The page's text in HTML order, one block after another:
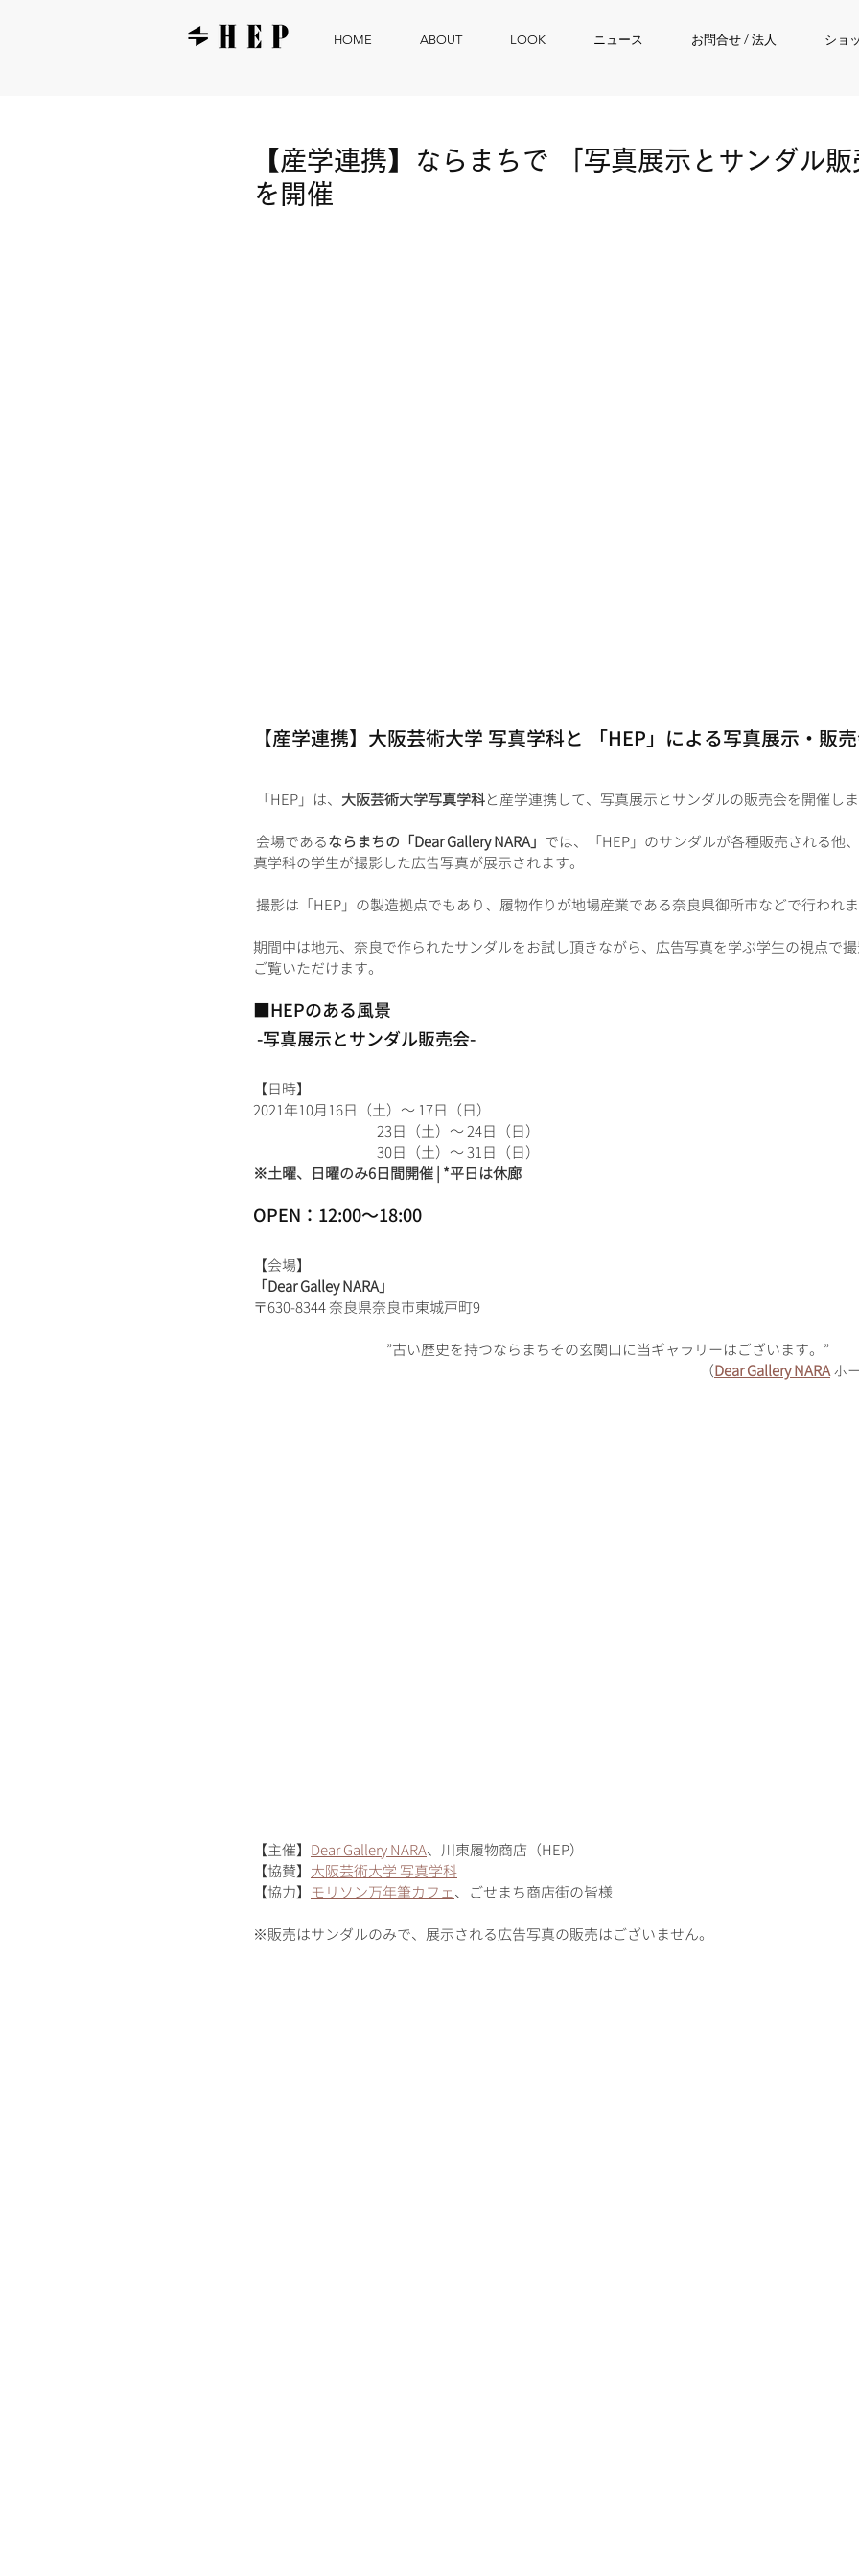
HOME ABOUT LOOK ニュース お問合せ / 法人 ショ
【産学連携】ならまちで 「写真展示とサンダル販
を開催
【産学連携】大阪芸術大学 写真学科と 「HEP」による写真展示・販
「HEP」は、 大阪芸術大学写真学科と産学連携して、写真展示とサンダルの販売会を開催しま
会場であるならまちの「Dear Gallery NARA」 では、「HEP」のサンダルが各種販売される他
真学科の学生が撮影した広告写真が展示されます。
撮影は「HEP」の製造拠点でもあり、履物作りが地場産業である奈良県御所市などで行われま
期間中は地元、奈良で作られたサンダルをお試し頂きながら、広告写真を学ぶ学生の視点で
ご覧いただけます。
■HEPのある風景
-写真展示とサンダル販売会-
【日時】
2021年10月16日（土）～ 17日（日）
   23日（土）～ 24日（日）
   30日（土）～ 31日（日）
※土曜、日曜のみ6日間開催 | *平日は休廊
OPEN：12:00～18:00
【会場】
「Dear Galley NARA」
〒630-8344 奈良県奈良市東城戸町9
”古い歴史を持つならまちその玄関口に当ギャラリーはございます。”
（Dear Gallery NARA ホ
【主催】 Dear Gallery NARA、川東履物商店（HEP）
【協賛】 大阪芸術大学 写真学科
【協力】 モリソン万年筆カフェ、ごせまち商店街の皆様
※販売はサンダルのみで、展示される広告写真の販売はございません。